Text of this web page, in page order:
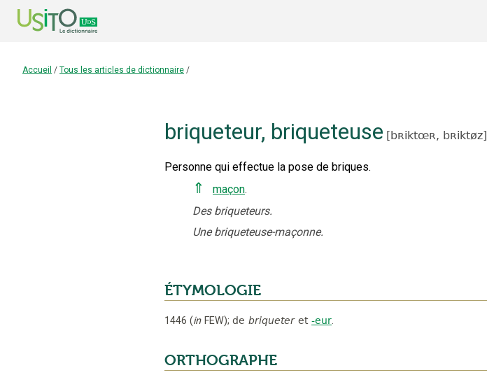
Accueil / Tous les articles de dictionnaire /
briqueteur, briqueteuse [bʀiktœʀ, bʀiktøz]
Personne qui effectue la pose de briques.
⇑ maçon.
Des briqueteurs.
Une briqueteuse-maçonne.
ÉTYMOLOGIE
1446 (in FEW); de briqueter et -eur.
ORTHOGRAPHE